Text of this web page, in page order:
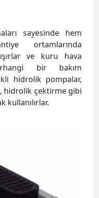
sayesinde hem
ortamlarında
ve kuru hava
bir bakım
hidrolik pompalar,
hidrolik çektirme gibi
kullanılırlar.